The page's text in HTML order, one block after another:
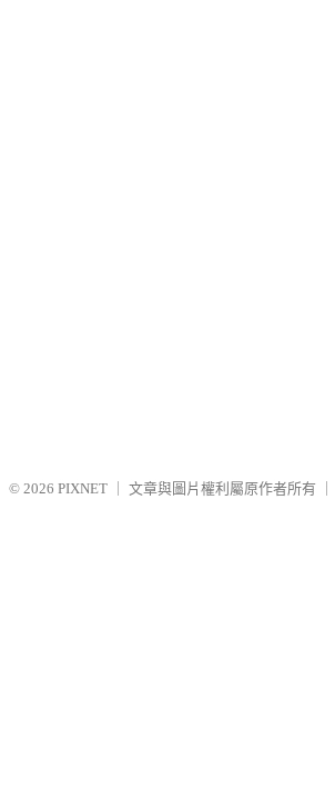
© 2026 PIXNET 文章與圖片權利屬原作者所有